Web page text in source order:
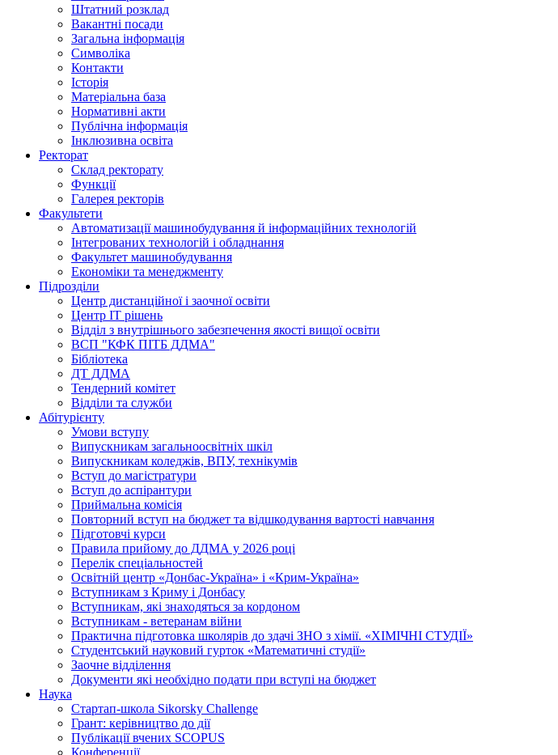
Штатний розклад
Вакантні посади
Загальна інформація
Символіка
Контакти
Історія
Матеріальна база
Нормативні акти
Публічна інформація
Інклюзивна освіта
Ректорат
Склад ректорату
Функції
Галерея ректорів
Факультети
Автоматизації машинобудування й інформаційних технологій
Інтегрованих технологій і обладнання
Факультет машинобудування
Економіки та менеджменту
Підрозділи
Центр дистанційної і заочної освіти
Центр ІТ рішень
Відділ з внутрішнього забезпечення якості вищої освіти
ВСП "КФК ПІТБ ДДМА"
Бібліотека
ДТ ДДМА
Тендерний комітет
Відділи та служби
Абітурієнту
Умови вступу
Випускникам загальноосвітніх шкіл
Випускникам коледжів, ВПУ, технікумів
Вступ до магістратури
Вступ до аспірантури
Приймальна комісія
Повторний вступ на бюджет та відшкодування вартості навчання
Підготовчі курси
Правила прийому до ДДМА у 2026 році
Перелік спеціальностей
Освітній центр «Донбас-Україна» і «Крим-Україна»
Вступникам з Криму і Донбасу
Вступникам, які знаходяться за кордоном
Вступникам - ветеранам війни
Практична підготовка школярів до здачі ЗНО з хімії. «ХІМІЧНІ СТУДІЇ»
Студентський науковий гурток «Математичні студії»
Заочне відділення
Документи які необхідно подати при вступі на бюджет
Наука
Стартап-школа Sikorsky Challenge
Грант: керівництво до дії
Публікації вчених SCOPUS
Конференції